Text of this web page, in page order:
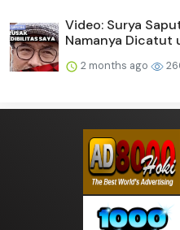
Video: Surya
Namanya Dicatut
2 months ago